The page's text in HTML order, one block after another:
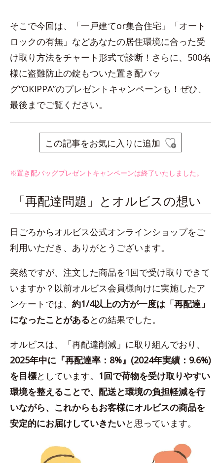
そこで今回は、「一戸建てor集合住宅」「オート
ロックの有無」などあなたの居住環境に合った受
け取り方法をチャート形式で診断！さらに、500名
様に盗難防止の錠もついた置き配バッ
グ“OKIPPA”のプレゼントキャンペーンも！ぜひ、
最後までご覧ください。
この記事をお気に入りに追加
※置き配バッグプレゼントキャンペーンは終了いたしました。
「再配達問題」とオルビスの想い
日ごろからオルビス公式オンラインショップをご
利用いただき、ありがとうございます。
突然ですが、注文した商品を1回で受け取りできて
いますか？以前オルビス会員様向けに実施したア
ンケートでは、 約1/4以上の方が一度は「再配達」
になったことがあるとの結果でした。
オルビスは、「再配達削減」に取り組んでおり、
2025年中に『再配達率：8%』(2024年実績：9.6%)
を目標としています。 1回で荷物を受け取りやすい
環境を整えることで、配送と環境の負担軽減を行
いながら、これからもお客様にオルビスの商品を
安定的にお届けしていきたいと思っています。